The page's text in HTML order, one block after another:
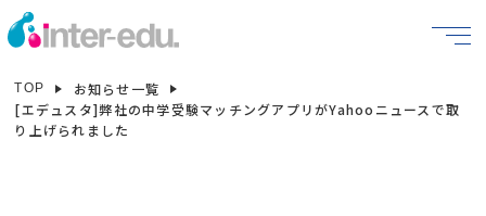
TOP
お知らせ一覧
[エデュスタ]弊社の中学受験マッチングアプリがYahooニュースで取
り上げられました